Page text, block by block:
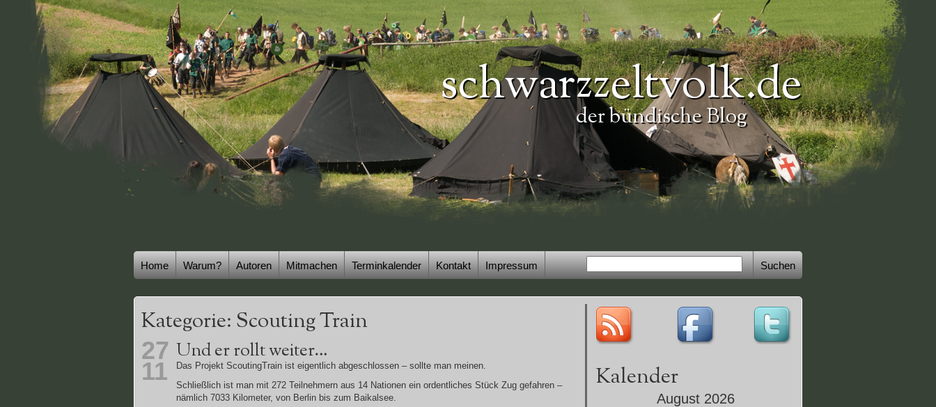
schwarzzeltvolk.de
der bündische Blog
Home Warum? Autoren Mitmachen Terminkalender Kontakt Impressum
Kategorie: Scouting Train
27
11
Und er rollt weiter…
Das Projekt ScoutingTrain ist eigentlich abgeschlossen – sollte man meinen.
Schließlich ist man mit 272 Teilnehmern aus 14 Nationen ein ordentliches Stück Zug gefahren –
nämlich 7033 Kilometer, von Berlin bis zum Baikalsee.
Kalender
August 2026